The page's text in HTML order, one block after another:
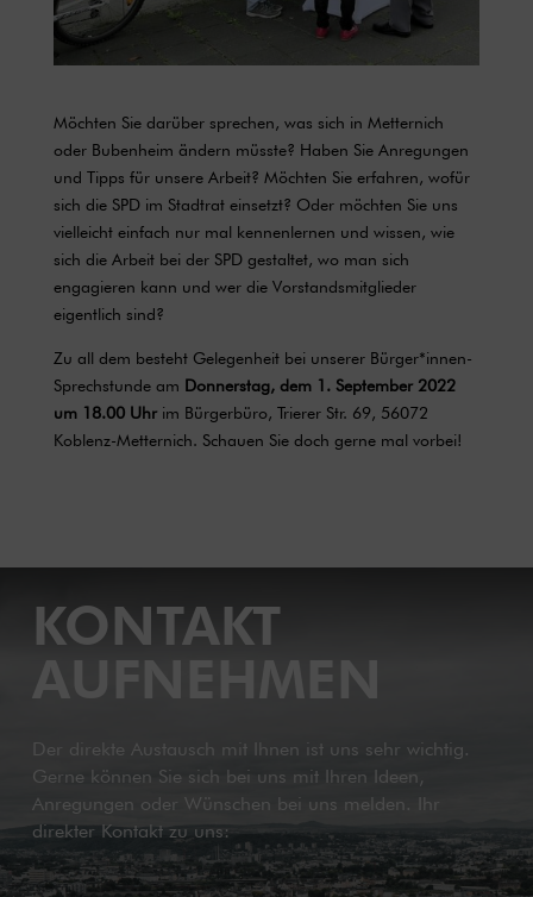
Möchten Sie darüber sprechen, was sich in Metternich
oder Bubenheim ändern müsste? Haben Sie Anregungen
und Tipps für unsere Arbeit? Möchten Sie erfahren, wofür
sich die SPD im Stadtrat einsetzt? Oder möchten Sie uns
vielleicht einfach nur mal kennenlernen und wissen, wie
sich die Arbeit bei der SPD gestaltet, wo man sich
engagieren kann und wer die Vorstandsmitglieder
eigentlich sind?
Zu all dem besteht Gelegenheit bei unserer Bürger*innen-
Sprechstunde am Donnerstag, dem 1. September 2022
um 18.00 Uhrim Bürgerbüro, Trierer Str. 69, 56072
Koblenz-Metternich. Schauen Sie doch gerne mal vorbei!
KONTAKT
AUFNEHMEN
Der direkte Austausch mit Ihnen ist uns sehr wichtig.
Gerne können Sie sich bei uns mit Ihren Ideen,
Anregungen oder Wünschen bei uns melden. Ihr
direkter Kontakt zu uns: